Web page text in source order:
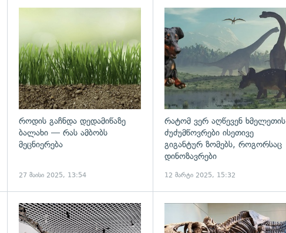
გადახედვა
როდის გაჩნდა დედამიწაზე
ბალახი — რას ამბობს
მეცნიერება
27 მაისი 2025, 13:54
რატომ ვერ აღწევენ ხმელეთის
ძუძუმწოვრები ისეთივე
გიგანტურ ზომებს, როგორსაც
დინოზავრები
12 მარტი 2025, 15:32
გადახედვა